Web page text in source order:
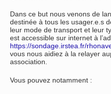
Dans ce but nous venons de
destinée à tous les usager.e.s
leur mode de transport et leur
est accessible sur internet à
https://sondage.irstea.fr/
vous nous aidiez à la relayer
association.
Vous pouvez notamment :